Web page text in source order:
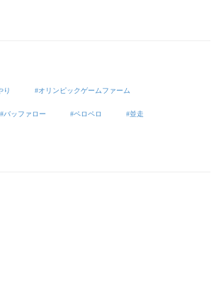
り オリンピックゲームファーム
バッファロー ペロペロ 並走